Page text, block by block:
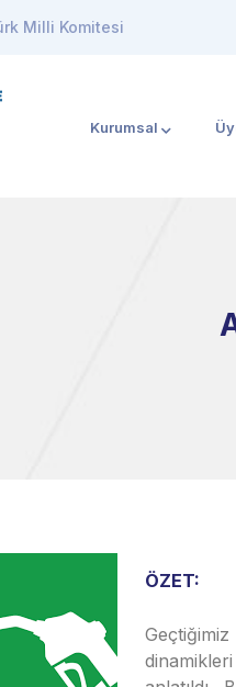
Milli Komitesi
Kurumsal
ÖZET: